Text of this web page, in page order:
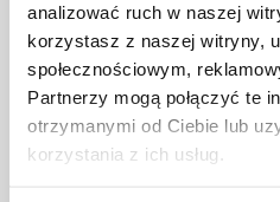
analizować ruch w naszej
korzystasz z naszej witryny,
społecznościowym,
Partnerzy mogą połączyć te
otrzymanymi od Ciebie lub
korzystania z ich usług.
JAK BRYGADZISTA
KOMPETENCJE
Menedżer to niezwykle
firmie. Osoba je pełniąca
za realizację działań
działu.